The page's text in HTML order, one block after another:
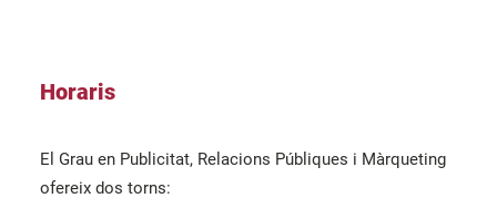
Horaris
El Grau en Publicitat, Relacions Públiques i Màrqueting
ofereix dos torns: